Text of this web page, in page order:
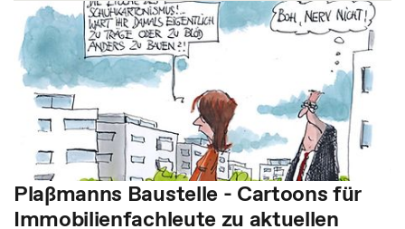
Plaßmanns Baustelle - Cartoons für
Immobilienfachleute zu aktuellen